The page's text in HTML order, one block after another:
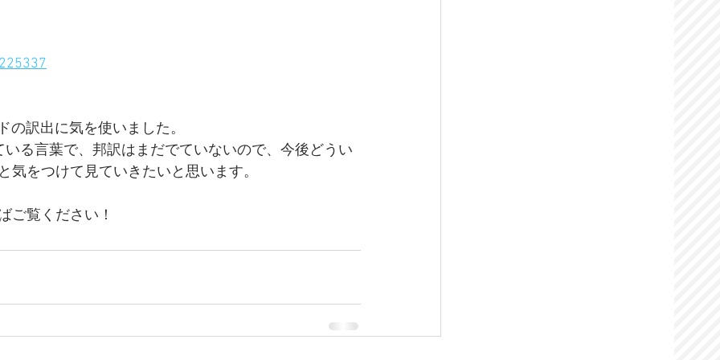
の訳出に気を使いました。
る言葉で、邦訳はまだでていないので、今後どうい
をつけて見ていきたいと思います。
ご覧ください！